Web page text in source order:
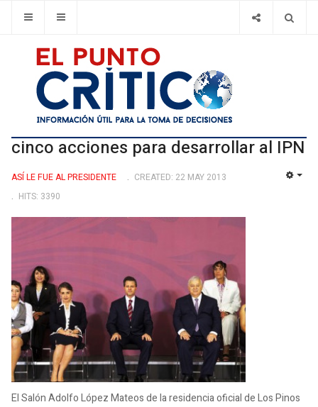
cinco acciones para desarrollar al IPN
ASÍ­ LE FUE AL PRESIDENTE
CREATED: 22 MAY 2013
HITS: 3390
El Salón Adolfo López Mateos de la residencia oficial de Los Pinos